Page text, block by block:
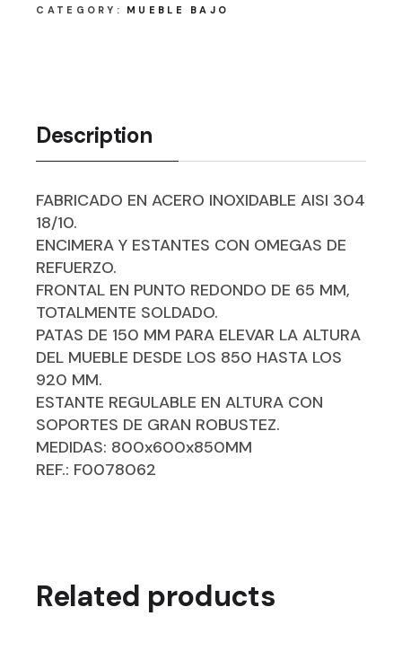
CATEGORY: MUEBLE BAJO
Description
FABRICADO EN ACERO INOXIDABLE AISI 304
18/10.
ENCIMERA Y ESTANTES CON OMEGAS DE
REFUERZO.
FRONTAL EN PUNTO REDONDO DE 65 MM,
TOTALMENTE SOLDADO.
PATAS DE 150 MM PARA ELEVAR LA ALTURA
DEL MUEBLE DESDE LOS 850 HASTA LOS
920 MM.
ESTANTE REGULABLE EN ALTURA CON
SOPORTES DE GRAN ROBUSTEZ.
MEDIDAS: 800x600x850MM
REF.: F0078062
Related products